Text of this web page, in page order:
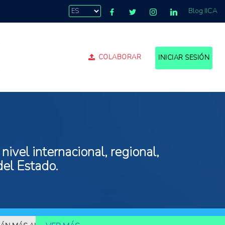
Blog IICA
COLABORAR INICIAR SESIÓN
internacional, regional,
Estado.